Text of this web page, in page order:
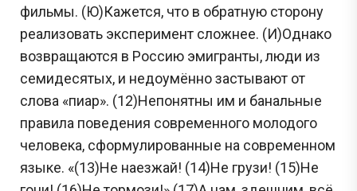
фильмы. (Ю)Кажется, что в обратную сторону
реализовать эксперимент сложнее. (И)Однако
возвращаются в Россию эмигранты, люди из
семидесятых, и недоумённо застывают от
слова «пиар». (12)Непонятны им и банальные
правила поведения современного молодого
человека, сформулированные на современном
языке. «(13)Не наезжай! (14)Не грузи! (15)Не